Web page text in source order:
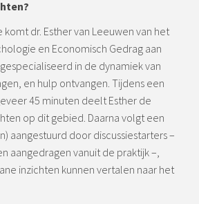
komt dr. Esther van Leeuwen van het
en Economisch Gedrag aan
in de dynamiek van
en hulp ontvangen. Tijdens een
45 minuten deelt Esther de
op dit gebied. Daarna volgt een
aangestuurd door discussiestarters –
aangedragen vanuit de praktijk –,
inzichten kunnen vertalen naar het